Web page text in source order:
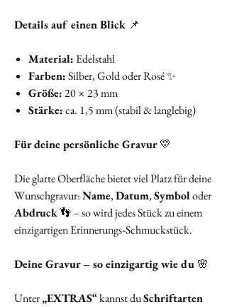
Details auf einen Blick 📌
Material:Edelstahl
Farben:Silber, Gold oder Rosé ✨
Größe:20 × 23 mm
Stärke:ca. 1,5 mm (stabil & langlebig)
Für deine persönliche Gravur💛
Die glatte Oberfläche bietet viel Platz für deine
Wunschgravur:Name,Datum,Symboloder
Abdruck👣 – so wird jedes Stück zu einem
einzigartigen Erinnerungs‑Schmuckstück.
Deine Gravur – so einzigartig wie du 🌸
Unter„EXTRAS“kannst duSchriftarten